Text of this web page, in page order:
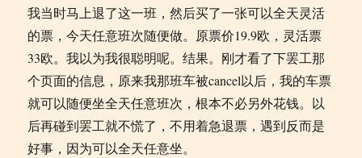
我当时马上退了这一班，然后买了一张可以全天灵活
的票，今天任意班次随便做。原票价19.9欧，灵活票
33欧。我以为我很聪明呢。结果。刚才看了下罢工那
个页面的信息，原来我那班车被cancel以后，我的车票
就可以随便坐全天任意班次，根本不必另外花钱。以
后再碰到罢工就不慌了，不用着急退票，遇到反而是
好事，因为可以全天任意坐。